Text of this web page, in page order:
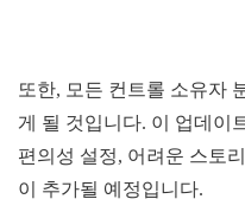
또한, 모든 컨트롤 소유자
게 될 것입니다. 이 업데이
편의성 설정, 어려운 스토
이 추가될 예정입니다.